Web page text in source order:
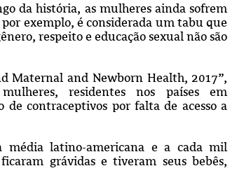
da história, as mulheres ainda sofrem
exemplo, é considerada um tabu que
respeito e educação sexual não são
Maternal and Newborn Health, 2017”,
residentes nos países em
contraceptivos por falta de acesso a
latino-americana e a cada mil
grávidas e tiveram seus bebês,